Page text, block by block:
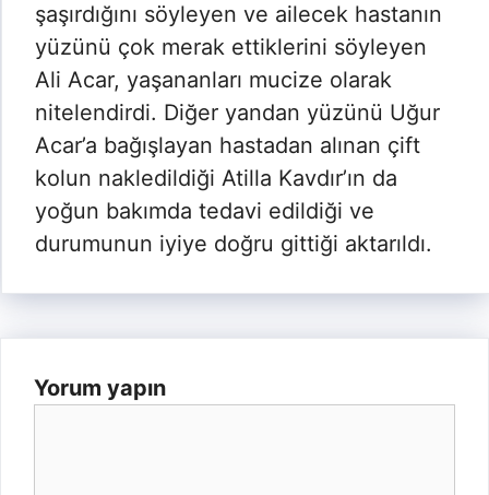
şaşırdığını söyleyen ve ailecek hastanın
yüzünü çok merak ettiklerini söyleyen
Ali Acar, yaşananları mucize olarak
nitelendirdi. Diğer yandan yüzünü Uğur
Acar’a bağışlayan hastadan alınan çift
kolun nakledildiği Atilla Kavdır’ın da
yoğun bakımda tedavi edildiği ve
durumunun iyiye doğru gittiği aktarıldı.
Yorum yapın